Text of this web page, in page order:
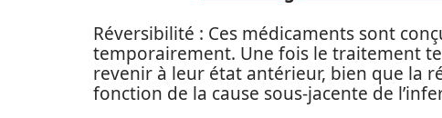
Réversibilité : Ces médicaments sont
temporairement. Une fois le traitement
revenir à leur état antérieur, bien que la
fonction de la cause sous-jacente de